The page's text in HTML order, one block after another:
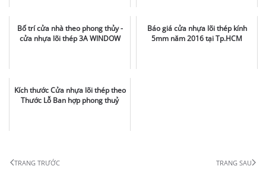
Bố trí cửa nhà theo phong thủy -
cửa nhựa lõi thép 3A WINDOW
Báo giá cửa nhựa lõi thép kính
5mm năm 2016 tại Tp.HCM
Kích thước Cửa nhựa lõi thép theo
Thước Lỗ Ban hợp phong thuỷ
TRANG TRƯỚC TRANG SAU